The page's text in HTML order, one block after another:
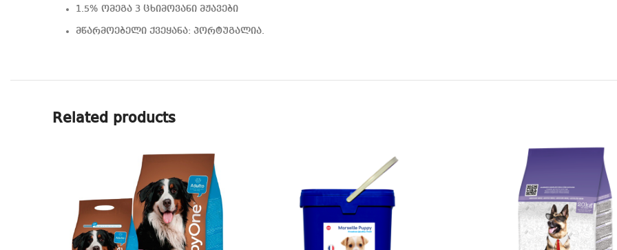
1.5% ომეგა 3 ცხიმოვანი მჟავები
მწარმოებელი ქვეყანა: პორტუგალია.
Related products